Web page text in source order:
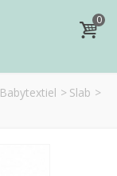
0
Babytextiel > Slab >